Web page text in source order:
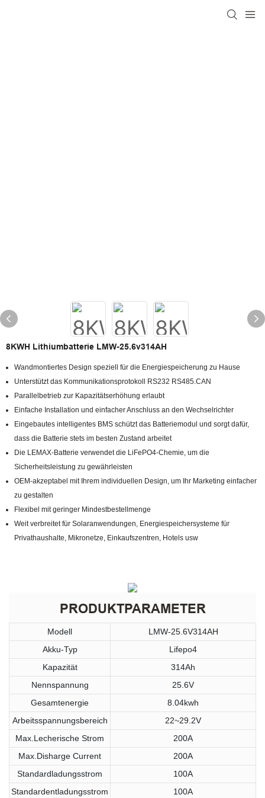
8KWH Lithiumbatterie LMW-25.6v314AH
Wandmontiertes Design speziell für die Energiespeicherung zu Hause
Unterstützt das Kommunikationsprotokoll RS232 RS485.CAN
Parallelbetrieb zur Kapazitätserhöhung erlaubt
Einfache Installation und einfacher Anschluss an den Wechselrichter
Eingebautes intelligentes BMS schützt das Batteriemodul und sorgt dafür,
dass die Batterie stets im besten Zustand arbeitet
Die LEMAX-Batterie verwendet die LiFePO4-Chemie, um die
Sicherheitsleistung zu gewährleisten
OEM-akzeptabel mit Ihrem individuellen Design, um Ihr Marketing einfacher
zu gestalten
Flexibel mit geringer Mindestbestellmenge
Weit verbreitet für Solaranwendungen, Energiespeichersysteme für
Privathaushalte, Mikronetze, Einkaufszentren, Hotels usw
PRODUKTPARAMETER
Modell
LMW-25.6V314AH
Akku-Typ
Lifepo4
Kapazität
314Ah
Nennspannung
25.6V
Gesamtenergie
8.04kwh
Arbeitsspannungsbereich
22~29.2V
Max.Lecherische Strom
200A
Max.Disharge Current
200A
Standardladungsstrom
100A
Standardentladungsstrom
100A